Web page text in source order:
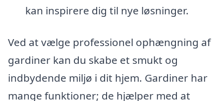
kan inspirere dig til nye løsninger.
Ved at vælge professionel ophængning af
gardiner kan du skabe et smukt og
indbydende miljø i dit hjem. Gardiner har
mange funktioner; de hjælper med at